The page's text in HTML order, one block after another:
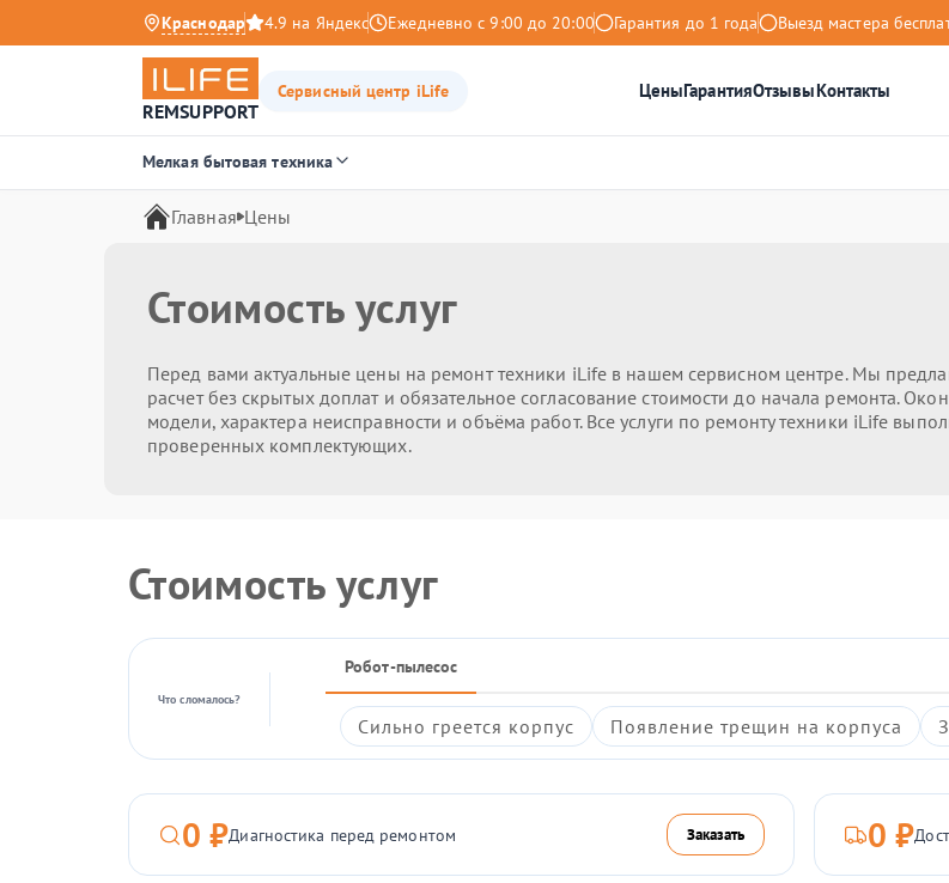
Краснодар 4.9 на Яндекс Ежедневно с 9:00 до 20:00 Гарантия до 1 года Выезд мастера
REMSUPPORT
Сервисный центр iLife ЦеныГарантияОтзывыКонтакты
Мелкая бытовая техника
Главная Цены
Стоимость услуг
Перед вами актуальные цены на ремонт техники iLife в нашем сервисном центре. Мы
расчет без скрытых доплат и обязательное согласование стоимости до начала ремонта.
модели, характера неисправности и объёма работ. Все услуги по ремонту техники iLife
проверенных комплектующих.
Стоимость услуг
Что сломалось?
Робот-пылесос
Сильно греется корпус Появление трещин на корпуса
0 ₽Диагностика перед ремонтом Заказать 0 ₽